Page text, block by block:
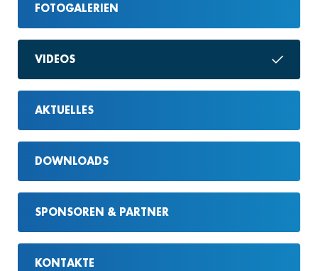
FOTOGALERIEN
VIDEOS
AKTUELLES
DOWNLOADS
SPONSOREN & PARTNER
KONTAKTE